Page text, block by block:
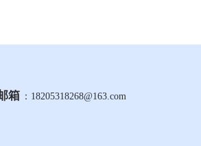
箱 ：18205318268@163.com